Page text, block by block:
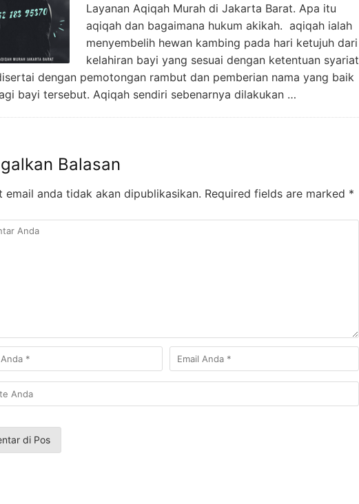
Layanan Aqiqah Murah di Jakarta Barat. Apa itu
aqiqah dan bagaimana hukum akikah. aqiqah ialah
menyembelih hewan kambing pada hari ketujuh dari
kelahiran bayi yang sesuai dengan ketentuan syariat
dengan pemotongan rambut dan pemberian nama yang baik
bayi tersebut. Aqiqah sendiri sebenarnya dilakukan …
Balasan
email anda tidak akan dipublikasikan. Required fields are marked *